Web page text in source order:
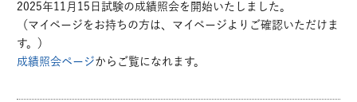
2025年11月15日試験の成績照会を開始いたしました。
（マイページをお持ちの方は、マイページよりご確認いただけま
す。）
成績照会ページからご覧になれます。